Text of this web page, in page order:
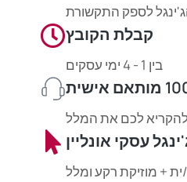
לספק התקשורת
קבלת הקובץ
בין 1 - 4 ימי עסקים
לכם את המלל
עסקי אונליין
ית + מוזיקת רקע ומלל